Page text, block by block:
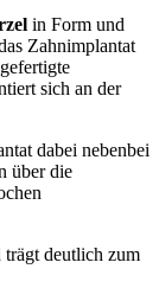
in Form und
Zahnimplantat
sich an der
dabei nebenbei
über die
deutlich zum